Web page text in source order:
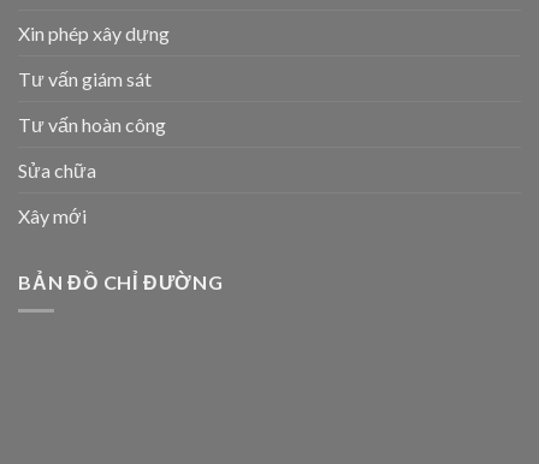
Xin phép xây dựng
Tư vấn giám sát
Tư vấn hoàn công
Sửa chữa
Xây mới
BẢN ĐỒ CHỈ ĐƯỜNG